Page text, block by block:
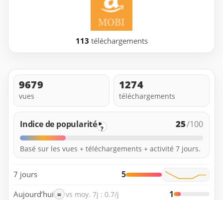
113 téléchargements
9679
vues
1274
téléchargements
Indice de popularité ? 25/100
Basé sur les vues + téléchargements + activité 7 jours.
7 jours 5
Aujourd’hui = vs moy. 7j : 0.7/j 1